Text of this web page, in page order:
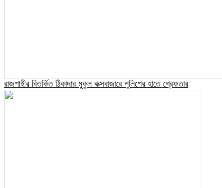
রাজশাহীর বিতর্কিত ঠিকাদার মুকুল কক্সবাজারে পুলিশের হাতে গ্রেফতার